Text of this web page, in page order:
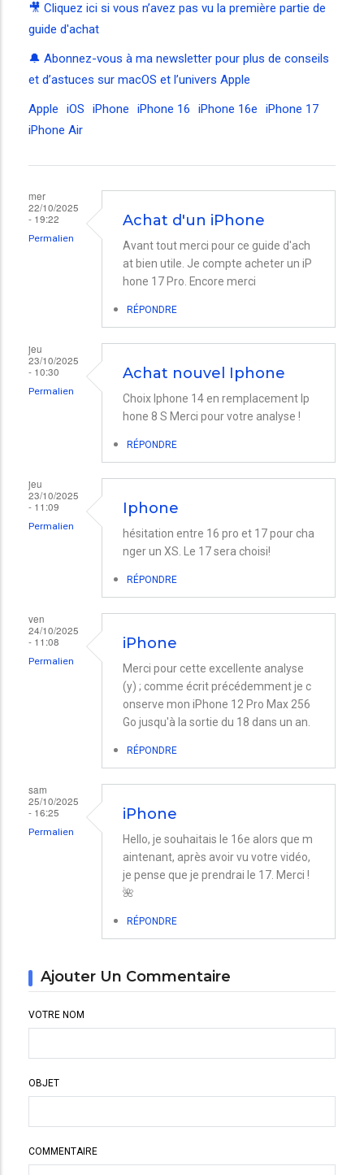
🎥 Cliquez ici si vous n’avez pas vu la première partie de
guide d'achat
🔔 Abonnez-vous à ma newsletter pour plus de conseils
et d’astuces sur macOS et l’univers Apple
Apple
iOS iPhone iPhone 16 iPhone 16e
iPhone 17
iPhone Air
mer
22/10/2025
- 19:22
Permalien
Achat d'un iPhone
Avant tout merci pour ce guide d'ach
at bien utile. Je compte acheter un iP
hone 17 Pro. Encore merci
RÉPONDRE
jeu
23/10/2025
- 10:30
Permalien
Achat nouvel Iphone
Choix Iphone 14 en remplacement Ip
hone 8 S Merci pour votre analyse !
RÉPONDRE
jeu
23/10/2025
- 11:09
Permalien
Iphone
hésitation entre 16 pro et 17 pour cha
nger un XS. Le 17 sera choisi!
RÉPONDRE
ven
24/10/2025
- 11:08
Permalien
iPhone
Merci pour cette excellente analyse
(y) ; comme écrit précédemment je c
onserve mon iPhone 12 Pro Max 256
Go jusqu'à la sortie du 18 dans un an.
RÉPONDRE
sam
25/10/2025
- 16:25
Permalien
iPhone
Hello, je souhaitais le 16e alors que m
aintenant, après avoir vu votre vidéo,
je pense que je prendrai le 17. Merci !
🌺
RÉPONDRE
Ajouter Un Commentaire
VOTRE NOM
OBJET
COMMENTAIRE